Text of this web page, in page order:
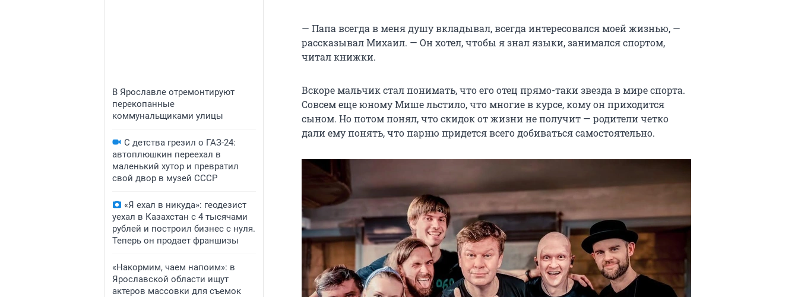
В Ярославле отремонтируют
перекопанные
коммунальщиками улицы
С детства грезил о ГАЗ-24:
автоплюшкин переехал в
маленький хутор и превратил
свой двор в музей СССР
«Я ехал в никуда»: геодезист
уехал в Казахстан с 4 тысячами
рублей и построил бизнес с нуля.
Теперь он продает франшизы
«Накормим, чаем напоим»: в
Ярославской области ищут
актеров массовки для съемок
— Папа всегда в меня душу вкладывал, всегда интересовался моей жизнью, —
рассказывал Михаил. — Он хотел, чтобы я знал языки, занимался спортом,
читал книжки.
Вскоре мальчик стал понимать, что его отец прямо-таки звезда в мире спорта.
Совсем еще юному Мише льстило, что многие в курсе, кому он приходится
сыном. Но потом понял, что скидок от жизни не получит — родители четко
дали ему понять, что парню придется всего добиваться самостоятельно.